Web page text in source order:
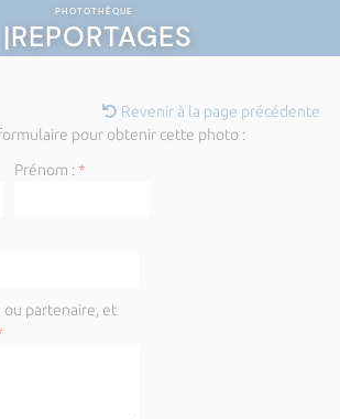
PHOTOTHÈQUE
|REPORTAGES
Revenir à la page précédente
pour obtenir cette photo :
Prénom :*
ou partenaire, et